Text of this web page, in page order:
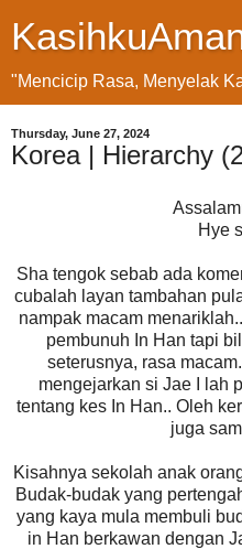
"Mencicip Rasa, Menyelak
Thursday, June 27, 2024
Korea | Hierarchy
Hye
Sha tengok sebab ada
cubalah layan tambahan
nampak macam
pembunuh In Han tapi
seterusnya, rasa
mengejarkan si Jae I lah
tentang kes In Han.. Oleh
juga
Kisahnya sekolah anak
Budak-budak yang
yang kaya mula membuli
in Han berkawan dengan